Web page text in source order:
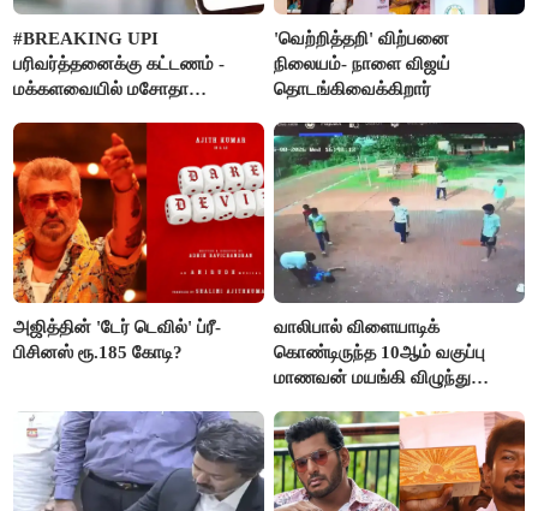
#BREAKING UPI
பரிவர்த்தனைக்கு கட்டணம் -
மக்களவையில் மசோதா
'வெற்றித்தறி' விற்பனை
நிலையம்- நாளை விஜய்
தொடங்கிவைக்கிறார்
அஜித்தின் 'டேர் டெவில்' ப்ரீ-
பிசினஸ் ரூ.185 கோடி?
வாலிபால் விளையாடிக்
கொண்டிருந்த 10ஆம் வகுப்பு
மாணவன் மயங்கி விழுந்து